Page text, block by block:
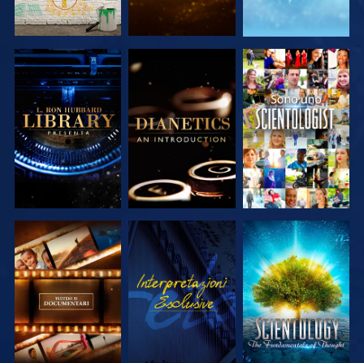
ESPLORA LE
SERIE
ESPLORA LE
SERIE
GUARDA
ESPLORA LE
SERIE
GUARDA
ESPLORA LE
SERIE